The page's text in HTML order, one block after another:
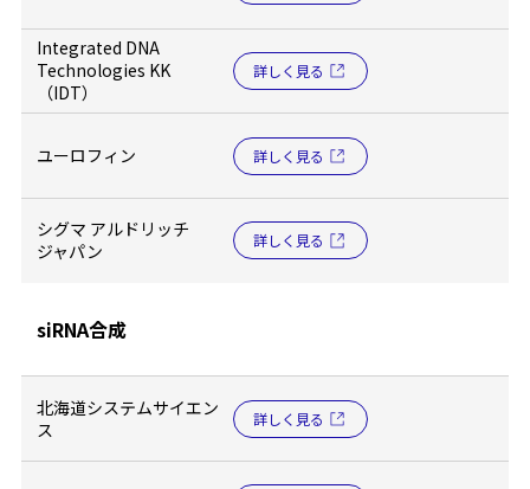
Integrated DNA
Technologies KK
（IDT）
詳しく見る
ユーロフィン 詳しく見る
シグマ アルドリッチ
ジャパン
詳しく見る
siRNA合成
北海道システムサイエン
ス
詳しく見る